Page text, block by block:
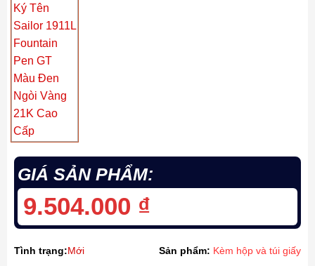
GIÁ SẢN PHẨM:
9.504.000 ₫
Tình trạng:Mới Sản phẩm: Kèm hộp và túi giấy